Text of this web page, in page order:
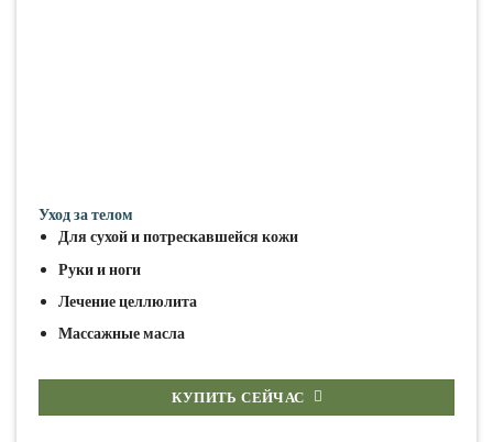
Уход за телом
Для сухой и потрескавшейся кожи
Руки и ноги
Лечение целлюлита
Массажные масла
КУПИТЬ СЕЙЧАС